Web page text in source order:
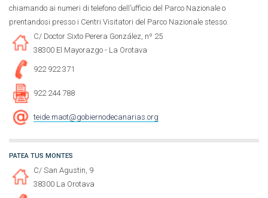
chiamando ai numeri di telefono dell’ufficio del Parco Nazionale o
prentandosi presso i Centri Visitatori del Parco Nazionale stesso.
C/ Doctor Sixto Perera González, nº 25
38300 El Mayorazgo - La Orotava
922 922 371
922 244 788
teide.maot@gobiernodecanarias.org
PATEA TUS MONTES
C/ San Agustin, 9
38300 La Orotava